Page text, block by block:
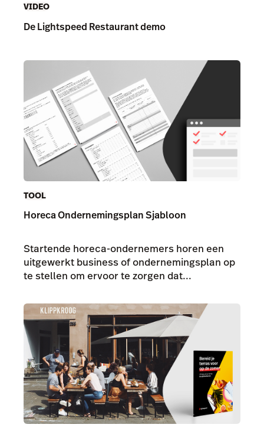
VIDEO
De Lightspeed Restaurant demo
TOOL
Horeca Ondernemingsplan Sjabloon
Startende horeca-ondernemers horen een
uitgewerkt business of ondernemingsplan op
te stellen om ervoor te zorgen dat...